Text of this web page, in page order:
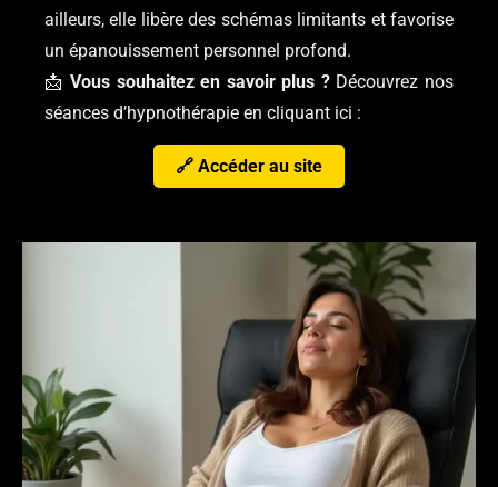
ailleurs, elle libère des schémas limitants et favorise
un épanouissement personnel profond.
📩Vous souhaitez en savoir plus ?Découvrez nos
séances d’hypnothérapie en cliquant ici :
🔗 Accéder au site